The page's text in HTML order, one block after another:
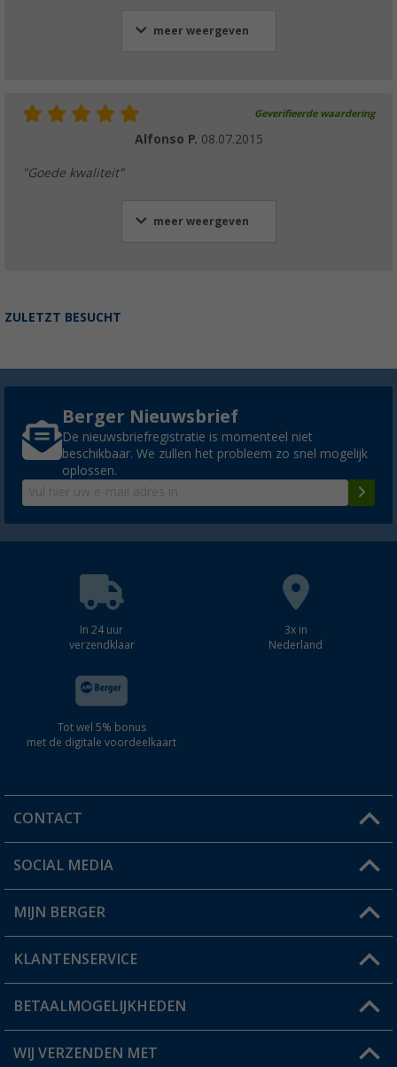
meer weergeven
Geverifieerde waardering
Alfonso P. 08.07.2015
"Goede kwaliteit"
meer weergeven
ZULETZT BESUCHT
Berger Nieuwsbrief
De nieuwsbriefregistratie is momenteel niet
beschikbaar. We zullen het probleem zo snel mogelijk
oplossen.
In 24 uur
verzendklaar
3x in
Nederland
Tot wel 5% bonus
met de digitale voordeelkaart
CONTACT
Een vraag?
Winkel vinden
SOCIAL MEDIA
MIJN BERGER
Mijn account
Status bestelling
KLANTENSERVICE
FAQ & Contact
Verzendinformatie
BETAALMOGELIJKHEDEN
WIJ VERZENDEN MET